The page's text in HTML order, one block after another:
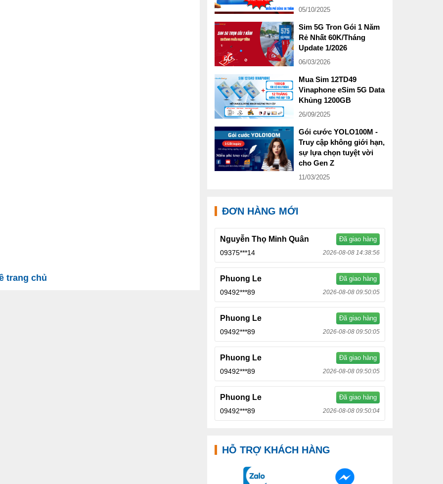
trang chủ
05/10/2025
Sim 5G Tron Gói 1 Năm
Rẻ Nhất 60K/Tháng
Update 1/2026
06/03/2026
Mua Sim 12TD49
Vinaphone eSim 5G Data
Khủng 1200GB
26/09/2025
Gói cước YOLO100M -
Truy cập không giới hạn,
sự lựa chọn tuyệt vời
cho Gen Z
11/03/2025
ĐƠN HÀNG MỚI
Nguyễn Thọ Minh Quân Đã giao hàng
09375***14 2026-08-08 14:38:56
Phuong Le Đã giao hàng
09492***89 2026-08-08 09:50:05
Phuong Le Đã giao hàng
09492***89 2026-08-08 09:50:05
Phuong Le Đã giao hàng
09492***89 2026-08-08 09:50:05
Phuong Le Đã giao hàng
09492***89 2026-08-08 09:50:04
HỖ TRỢ KHÁCH HÀNG